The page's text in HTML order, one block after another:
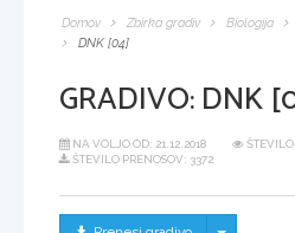
Domov Zbirka gradiv Biologija
DNK [04]
GRADIVO:DNK
NA VOLJO OD: 21.12.2018
ŠTEVILO
ŠTEVILO PRENOSOV: 3372